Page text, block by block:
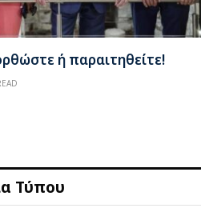
ή παραιτηθείτε!
Τύπου